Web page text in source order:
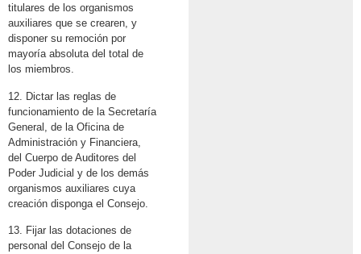
titulares de los organismos
auxiliares que se crearen, y
disponer su remoción por
mayoría absoluta del total de
los miembros.
12. Dictar las reglas de
funcionamiento de la Secretaría
General, de la Oficina de
Administración y Financiera,
del Cuerpo de Auditores del
Poder Judicial y de los demás
organismos auxiliares cuya
creación disponga el Consejo.
13. Fijar las dotaciones de
personal del Consejo de la